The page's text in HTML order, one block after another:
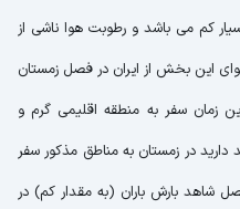
کم می باشد و رطوبت هوا ناشی از
این بخش از ایران در فصل زمستان
زمان سفر به منطقه اقلیمی گرم و
در زمستان به مناطق مذکور سفر
شاهد بارش باران (به مقدار کم) در